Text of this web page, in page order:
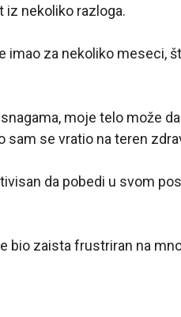
iz nekoliko razloga.
imao za nekoliko meseci,
moje telo može
sam se vratio na teren
da pobedi u svom
bio zaista frustriran na